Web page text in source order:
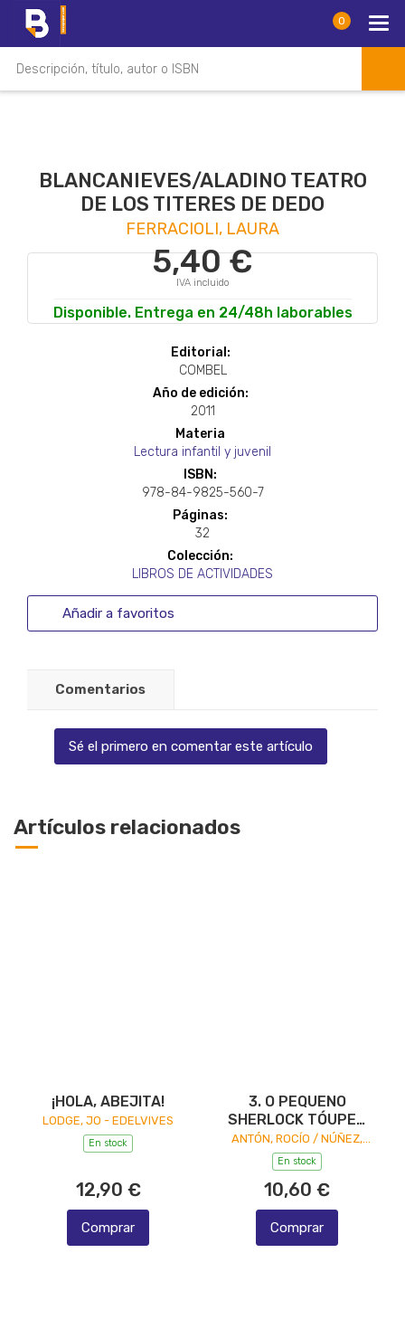
0
BLANCANIEVES/ALADINO TEATRO
DE LOS TITERES DE DEDO
FERRACIOLI, LAURA
5,40 €
IVA incluido
Disponible. Entrega en 24/48h laborables
Editorial:
COMBEL
Año de edición:
2011
Materia
Lectura infantil y juvenil
ISBN:
978-84-9825-560-7
Páginas:
32
Colección:
LIBROS DE ACTIVIDADES
Añadir a favoritos
Comentarios
Sé el primero en comentar este artículo
Artículos relacionados
¡HOLA, ABEJITA!
LODGE, JO - EDELVIVES
En stock
12,90 €
Comprar
3. O PEQUENO
SHERLOCK TÓUPEZ
NA GRUTA DOS
MORCEGOS
ANTÓN, ROCÍO / NÚÑEZ,
LOLA - TAMBRE -
EDELVIVES
En stock
10,60 €
Comprar